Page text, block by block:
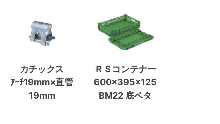
カチックス
ｱｰﾁ19mm×直管
19mm
ＲＳコンテナー
600×395×125
BM22 底ベタ